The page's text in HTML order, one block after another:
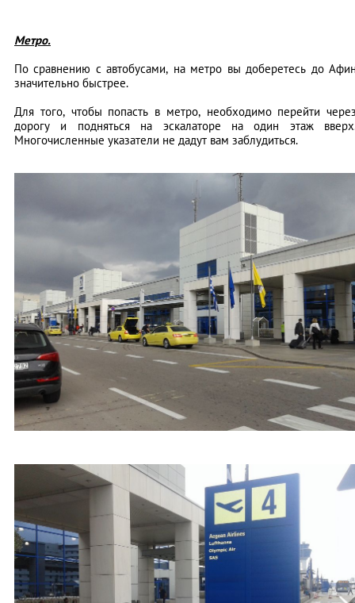
Метро.
По сравнению с автобусами, на метро вы доберетесь до
значительно быстрее.
Для того, чтобы попасть в метро, необходимо перейти
дорогу и подняться на эскалаторе на один этаж
Многочисленные указатели не дадут вам заблудиться.